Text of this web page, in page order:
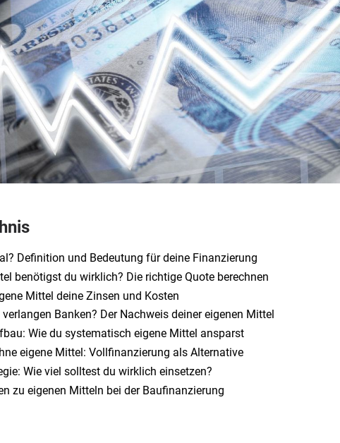
Definition und Bedeutung für deine Finanzierung
benötigst du wirklich? Die richtige Quote berechnen
Mittel deine Zinsen und Kosten
Banken? Der Nachweis deiner eigenen Mittel
Wie du systematisch eigene Mittel ansparst
eigene Mittel: Vollfinanzierung als Alternative
Wie viel solltest du wirklich einsetzen?
zu eigenen Mitteln bei der Baufinanzierung